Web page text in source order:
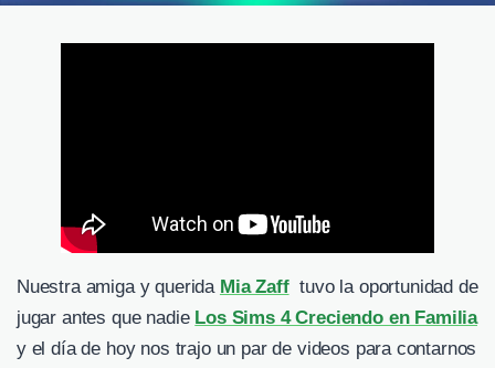
Nuestra amiga y querida Mia Zafftuvo la oportunidad de
jugar antes que nadie Los Sims 4 Creciendo en Familia
y el día de hoy nos trajo un par de videos para contarnos